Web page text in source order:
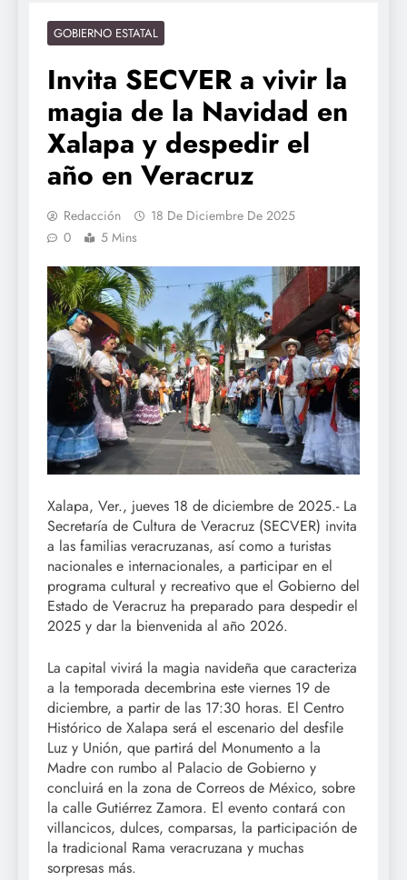
GOBIERNO ESTATAL
Invita SECVER a vivir la
magia de la Navidad en
Xalapa y despedir el
año en Veracruz
Redacción
18 De Diciembre De 2025
0
5 Mins
Xalapa, Ver., jueves 18 de diciembre de 2025.- La
Secretaría de Cultura de Veracruz (SECVER) invita
a las familias veracruzanas, así como a turistas
nacionales e internacionales, a participar en el
programa cultural y recreativo que el Gobierno del
Estado de Veracruz ha preparado para despedir el
2025 y dar la bienvenida al año 2026.
La capital vivirá la magia navideña que caracteriza
a la temporada decembrina este viernes 19 de
diciembre, a partir de las 17:30 horas. El Centro
Histórico de Xalapa será el escenario del desfile
Luz y Unión, que partirá del Monumento a la
Madre con rumbo al Palacio de Gobierno y
concluirá en la zona de Correos de México, sobre
la calle Gutiérrez Zamora. El evento contará con
villancicos, dulces, comparsas, la participación de
la tradicional Rama veracruzana y muchas
sorpresas más.